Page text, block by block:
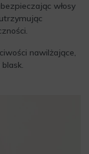
włosy
nawilżające,